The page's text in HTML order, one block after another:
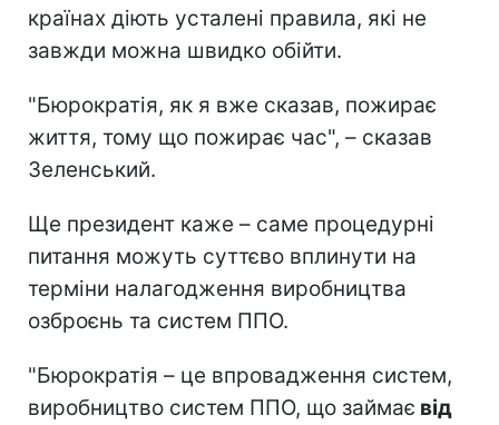
країнах діють усталені правила, які не
завжди можна швидко обійти.
"Бюрократія, як я вже сказав, пожирає
життя, тому що пожирає час", – сказав
Зеленський.
Ще президент каже – саме процедурні
питання можуть суттєво вплинути на
терміни налагодження виробництва
озброєнь та систем ППО.
"Бюрократія – це впровадження систем,
виробництво систем ППО, що займає від